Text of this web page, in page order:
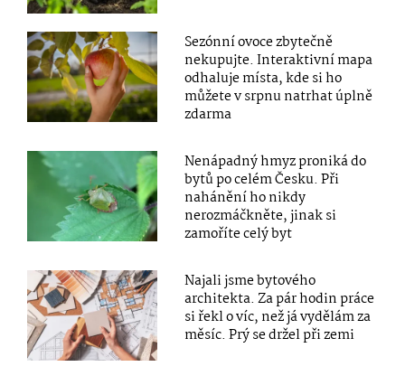
Sezónní ovoce zbytečně
nekupujte. Interaktivní mapa
odhaluje místa, kde si ho
můžete v srpnu natrhat úplně
zdarma
Nenápadný hmyz proniká do
bytů po celém Česku. Při
nahánění ho nikdy
nerozmáčkněte, jinak si
zamoříte celý byt
Najali jsme bytového
architekta. Za pár hodin práce
si řekl o víc, než já vydělám za
měsíc. Prý se držel při zemi